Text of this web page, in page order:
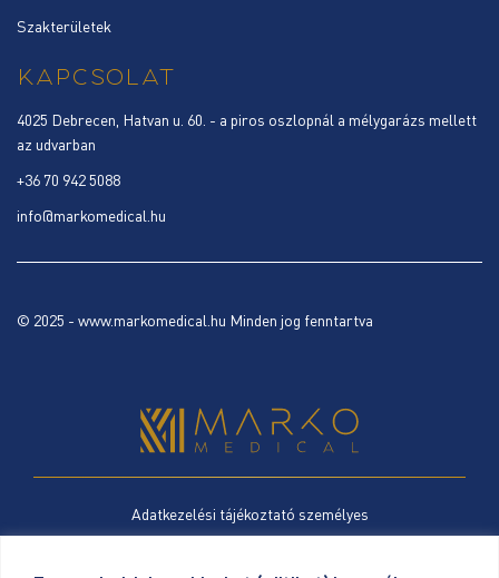
Szakterületek
KAPCSOLAT
4025 Debrecen, Hatvan u. 60. - a piros oszlopnál a mélygarázs mellett
az udvarban
+36 70 942 5088
info@markomedical.hu
© 2025 - www.markomedical.hu Minden jog fenntartva
Adatkezelési tájékoztató személyes